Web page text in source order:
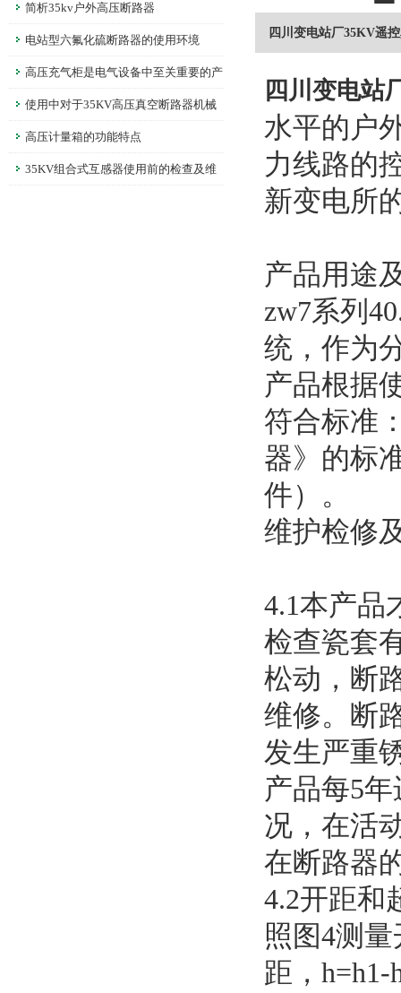
简析35kv户外高压断路器
电站型六氟化硫断路器的使用环境
高压充气柜是电气设备中至关重要的产
品 使用中对于35KV高压真空断路器机械
特性的调整
高压计量箱的功能特点
35KV组合式互感器使用前的检查及维
四川变电站厂35KV遥
四川变电站
水平的户
力线路的
新变电所
产品用途
zw7系列
统，作为
产品根据
符合标准
器》的标
件）。
维护检修
4.1本产品
检查瓷套
松动，断
维修。断
发生严重
产品每5
况，在活
在断路器
4.2开距和
照图4测
距，